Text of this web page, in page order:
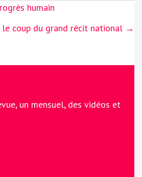
humain
le coup du grand récit national →
un mensuel, des vidéos et